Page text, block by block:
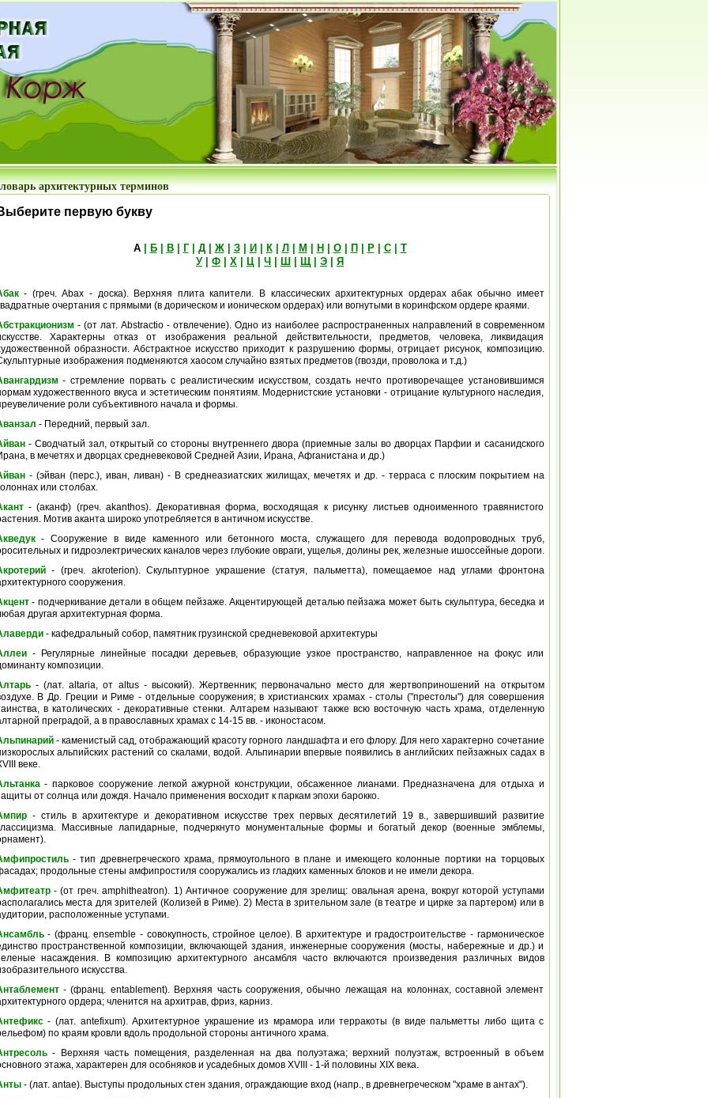
архитектурных терминов
первую букву
А| Б| В| Г| Д| Ж| З| И К| Л М Н О| П Р| С| Т
У
Ф Х Ц Ч Ш Щ| Э Я
- (греч. Abax - доска). Верхняя плита капители. В классических архитектурных ордерах абак обычно имеет
очертания с прямыми (в дорическом и ионическом ордерах) или вогнутыми в коринфском ордере краями.
- (от лат. Abstractio - отвлечение). Одно из наиболее распространенных направлений в современном
Характерны отказ от изображения реальной действительности, предметов, человека, ликвидация
образности. Абстрактное искусство приходит к разрушению формы, отрицает рисунок, композицию.
изображения подменяются хаосом случайно взятых предметов (гвозди, проволока и т.д.)
- стремление порвать с реалистическим искусством, создать нечто противоречащее установившимся
художественного вкуса и эстетическим понятиям. Модернистские установки - отрицание культурного наследия,
роли субъективного начала и формы.
- Передний, первый зал.
- Сводчатый зал, открытый со стороны внутреннего двора (приемные залы во дворцах Парфии и сасанидского
в мечетях и дворцах средневековой Средней Азии, Ирана, Афганистана и др.)
- (эйван (перс.), иван, ливан) - В среднеазиатских жилищах, мечетях и др. - терраса с плоским покрытием на
или столбах.
- (аканф) (греч. akanthos). Декоративная форма, восходящая к рисунку листьев одноименного травянистого
Мотив аканта широко употребляется в античном искусстве.
- Сооружение в виде каменного или бетонного моста, служащего для перевода водопроводных труб,
и гидроэлектрических каналов через глубокие овраги, ущелья, долины рек, железные ишоссейные дороги.
- (греч. akroterion). Скульптурное украшение (статуя, пальметта), помещаемое над углами фронтона
сооружения.
- подчеркивание детали в общем пейзаже. Акцентирующей деталью пейзажа может быть скульптура, беседка и
другая архитектурная форма.
- кафедральный собор, памятник грузинской средневековой архитектуры
- Регулярные линейные посадки деревьев, образующие узкое пространство, направленное на фокус или
композиции.
- (лат. altaria, от altus - высокий). Жертвенник; первоначально место для жертвоприношений на открытом
В Др. Греции и Риме - отдельные сооружения; в христианских храмах - столы ("престолы") для совершения
в католических - декоративные стенки. Алтарем называют также всю восточную часть храма, отделенную
преградой, а в православных храмах с 14-15 вв. - иконостасом.
- каменистый сад, отображающий красоту горного ландшафта и его флору. Для него характерно сочетание
альпийских растений со скалами, водой. Альпинарии впервые появились в английских пейзажных садах в
веке.
- парковое сооружение легкой ажурной конструкции, обсаженное лианами. Предназначена для отдыха и
от солнца или дождя. Начало применения восходит к паркам эпохи барокко.
- стиль в архитектуре и декоративном искусстве трех первых десятилетий 19 в., завершивший развитие
Массивные лапидарные, подчеркнуто монументальные формы и богатый декор (военные эмблемы,
- тип древнегреческого храма, прямоугольного в плане и имеющего колонные портики на торцовых
продольные стены амфипростиля сооружались из гладких каменных блоков и не имели декора.
- (от греч. amphitheatron). 1) Античное сооружение для зрелищ: овальная арена, вокруг которой уступами
места для зрителей (Колизей в Риме). 2) Места в зрительном зале (в театре и цирке за партером) или в
расположенные уступами.
- (франц. ensemble - совокупность, стройное целое). В архитектуре и градостроительстве - гармоническое
пространственной композиции, включающей здания, инженерные сооружения (мосты, набережные и др.) и
насаждения. В композицию архитектурного ансамбля часто включаются произведения различных видов
искусства.
- (франц. entablement). Верхняя часть сооружения, обычно лежащая на колоннах, составной элемент
ордера; членится на архитрав, фриз, карниз.
- (лат. antefixum). Архитектурное украшение из мрамора или терракоты (в виде пальметты либо щита с
по краям кровли вдоль продольной стороны античного храма.
- Верхняя часть помещения, разделенная на два полуэтажа; верхний полуэтаж, встроенный в объем
этажа, характерен для особняков и усадебных домов XVIII - 1-й половины XIX века.
- (лат. antae). Выступы продольных стен здания, ограждающие вход (напр., в древнегреческом "храме в антах").